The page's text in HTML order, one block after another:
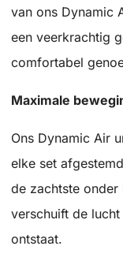
van ons Dynamic
een veerkrachtig
comfortabel
Maximale
Ons Dynamic Air
elke set
de zachtste onder
verschuift de
ontstaat.